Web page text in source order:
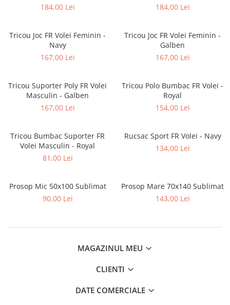
184,00 Lei
184,00 Lei
Tricou Joc FR Volei Feminin -
Navy
167,00 Lei
Tricou Joc FR Volei Feminin -
Galben
167,00 Lei
Tricou Suporter Poly FR Volei
Masculin - Galben
167,00 Lei
Tricou Polo Bumbac FR Volei -
Royal
154,00 Lei
Tricou Bumbac Suporter FR
Volei Masculin - Royal
81,00 Lei
Rucsac Sport FR Volei - Navy
134,00 Lei
Prosop Mic 50x100 Sublimat
90,00 Lei
Prosop Mare 70x140 Sublimat
143,00 Lei
MAGAZINUL MEU
CLIENTI
DATE COMERCIALE